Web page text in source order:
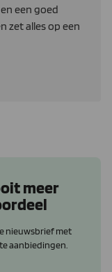
een goed
zet alles op een
meer
nieuwsbrief met
aanbiedingen.